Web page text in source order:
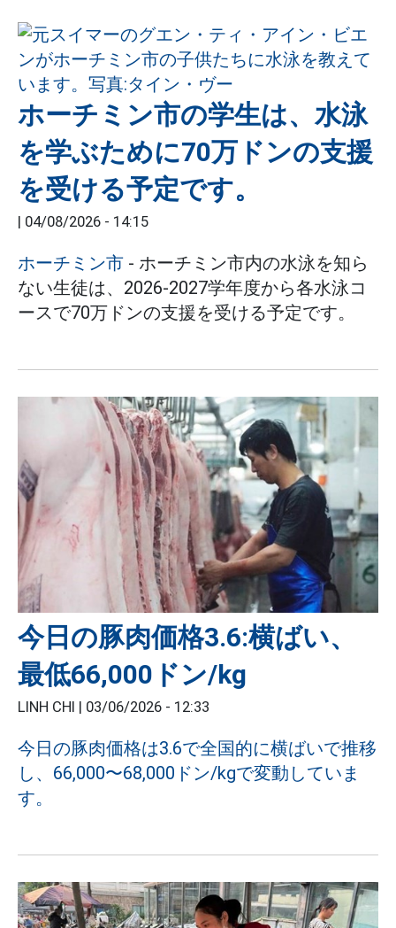
ホーチミン市の学生は、水泳
を学ぶために70万ドンの支援
を受ける予定です。
| 04/08/2026 - 14:15
ホーチミン市 - ホーチミン市内の水泳を知ら
ない生徒は、2026-2027学年度から各水泳コ
ースで70万ドンの支援を受ける予定です。
今日の豚肉価格3.6:横ばい、
最低66,000ドン/kg
LINH CHI | 03/06/2026 - 12:33
今日の豚肉価格は3.6で全国的に横ばいで推移
し、66,000〜68,000ドン/kgで変動していま
す。